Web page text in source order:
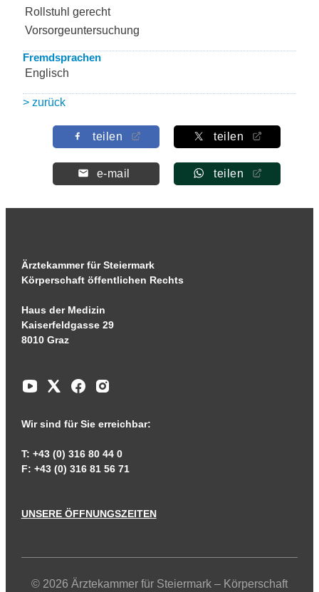
Rollstuhl gerecht
Vorsorgeuntersuchung
Fremdsprachen
Englisch
> zurück
teilen teilen
e-mail teilen
Ärztekammer für Steiermark
Körperschaft öffentlichen Rechts
Haus der Medizin
Kaiserfeldgasse 29
8010 Graz
Wir sind für Sie erreichbar:
T: +43 (0) 316 80 44 0
F: +43 (0) 316 81 56 71
UNSERE ÖFFNUNGSZEITEN
© 2026 Ärztekammer für Steiermark – Körperschaft